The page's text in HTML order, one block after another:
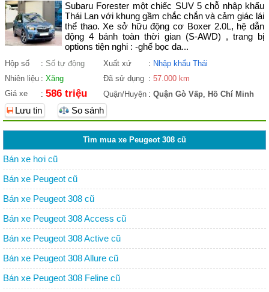
Subaru Forester một chiếc SUV 5 chỗ nhập khẩu
Thái Lan với khung gầm chắc chắn và cảm giác lái
thể thao. Xe sở hữu động cơ Boxer 2.0L, hệ dẫn
động 4 bánh toàn thời gian (S-AWD) , trang bị
options tiện nghi : -ghế bọc da...
Hộp số : Số tự động Xuất xứ : Nhập khẩu Thái
Nhiên liệu : Xăng Đã sử dụng : 57.000 km
Giá xe
: 586 triệu Quận/Huyện : Quận Gò Vấp, Hồ Chí Minh
Lưu tin So sánh
Tìm mua xe Peugeot 308 cũ
Bán xe hơi cũ
Bán xe Peugeot cũ
Bán xe Peugeot 308 cũ
Bán xe Peugeot 308 Access cũ
Bán xe Peugeot 308 Active cũ
Bán xe Peugeot 308 Allure cũ
Bán xe Peugeot 308 Feline cũ